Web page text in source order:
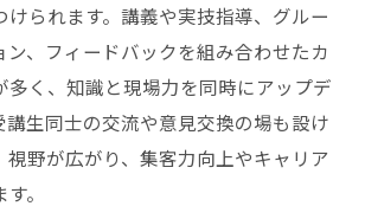
けられます。講義や実技指導、グルー
ン、フィードバックを組み合わせたカ
多く、知識と現場力を同時にアップデ
講生同士の交流や意見交換の場も設け
視野が広がり、集客力向上やキャリア
。